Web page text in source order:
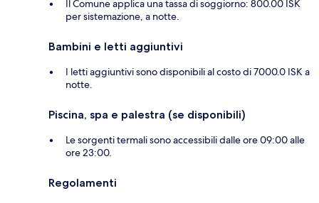
Il Comune applica una tassa di soggiorno: 800.00 ISK
per sistemazione, a notte.
Bambini e letti aggiuntivi
I letti aggiuntivi sono disponibili al costo di 7000.0 ISK a
notte.
Piscina, spa e palestra (se disponibili)
Le sorgenti termali sono accessibili dalle ore 09:00 alle
ore 23:00.
Regolamenti